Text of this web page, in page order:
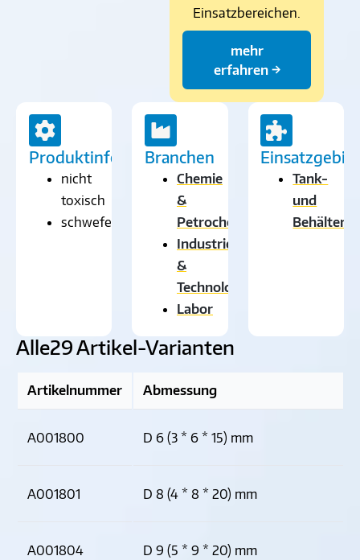
Einsatzbereichen.
mehr
erfahren →
Produktinformationen
nicht
toxisch
schwefelarm
Branchen
Chemie
&
Petrochemie
Industrie
&
Technologie
Labor
Tank-
und
Alle29 Artikel-Varianten
Artikelnummer Abmessung
A001800 D 6 (3 * 6 * 15) mm
A001801 D 8 (4 * 8 * 20) mm
A001804 D 9 (5 * 9 * 20) mm